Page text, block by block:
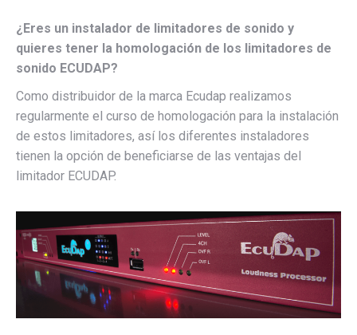
¿Eres un instalador de limitadores de sonido y
quieres tener la homologación de los limitadores de
sonido ECUDAP?
Como distribuidor de la marca Ecudap realizamos
regularmente el curso de homologación para la instalación
de estos limitadores, así los diferentes instaladores
tienen la opción de beneficiarse de las ventajas del
limitador ECUDAP.